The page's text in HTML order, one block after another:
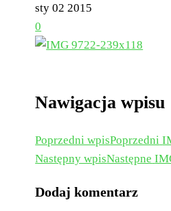
sty02 2015
0
Nawigacja wpisu
Poprzedni wpisPoprzedni
Następny wpisNastępne
Dodaj komentarz